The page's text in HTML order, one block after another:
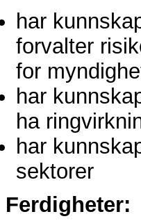
har
forvalter
for
har
ha
har
sektorer
Ferdigheter: